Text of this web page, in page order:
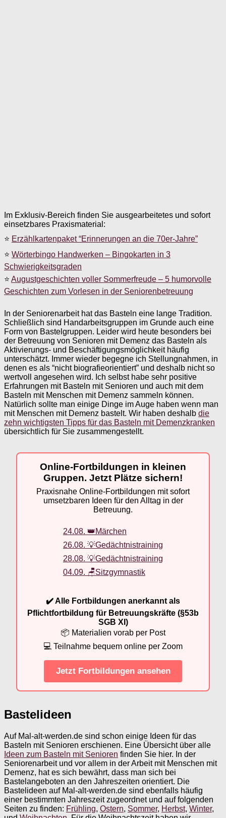
Im Exklusiv-Bereich finden Sie ausgearbeitetes und sofort
einsetzbares Praxismaterial:
⭐ Erzählkartenpaket “Erinnerungen an die 70er-Jahre”
⭐ Wörterbingo Handwerken – Bingokarten in 3
Schwierigkeitsgraden
⭐ Augustgeschichten voller Sommerfreude – 5 humorvolle
Geschichten zum Vorlesen in der Seniorenbetreuung
In der Seniorenarbeit hat das Basteln eine lange Tradition.
Schließlich sind Handarbeitsgruppen im Grunde auch eine
Form von Bastelgruppen. Leider wird heute besonders bei
der Betreuung von Senioren mit Demenz das Basteln als
Aktivierungs- und Beschäftigungsmöglichkeit häufig
unterschätzt. Immer wieder begegne ich Stellungnahmen, in
denen es als “nicht biografieorientiert” und deshalb nicht so
wertvoll angesehen wird. Ich selbst habe sehr positive
Erfahrungen mit Basteln mit Senioren und auch mit dem
Basteln mit Menschen mit Demenz sammeln können.
Natürlich sollte man einige Dinge im Auge haben wenn man
mit Menschen mit Demenz bastelt. Wir haben deshalb die
zehn wichtigsten Tipps für das Basteln mit Demenzkranken
übersichtlich für Sie zusammengestellt.
Online-Fortbildungen in kleinen
Gruppen. Jetzt Plätze sichern!
Praxisnahe Online-Fortbildungen mit sofort
umsetzbaren Ideen für den Alltag in der
Betreuung.
24.08. 👑Märchen
26.08. 💡Gedächtnistraining
28.08. 💡Gedächtnistraining
04.09. 🪑Sitzgymnastik
✔️ Alle Fortbildungen anerkannt als
Pflichtfortbildung für Betreuungskräfte (§53b
SGB XI)
📦 Materialien vorab per Post
💻 Teilnahme bequem online per Zoom
Jetzt Fortbildungen ansehen
Bastelideen
Auf Mal-alt-werden.de sind schon einige Ideen für das
Basteln mit Senioren erschienen. Eine Übersicht über alle
Ideen zum Basteln mit Senioren finden Sie hier. In der
Seniorenarbeit und vor allem in der Arbeit mit Menschen mit
Demenz, hat es sich bewährt, dass man sich bei
Bastelangeboten an den Jahreszeiten orientiert. Die
Bastelideen auf Mal-alt-werden.de sind ebenfalls häufig
einer bestimmten Jahreszeit zugeordnet und auf folgenden
Seiten zu finden: Frühling, Ostern, Sommer, Herbst, Winter,